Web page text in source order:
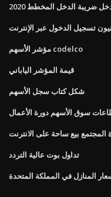
ضريبة الدخل المخطط 2020
تسجيل الدخول عبر الإنترنت
مؤشر الأسهم codelco
قيمة المؤشر الياباني
شكل كتاب سجل الأسهم
سوق الأسهم دورة الأعمال
المجتمع بيع ساحة على الانترنت
تداول بوت عالية التردد
المنازل في المملكة المتحدة